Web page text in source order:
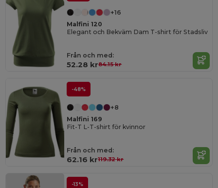
+16
Malfini 120
Elegant och Bekväm Dam T-shirt för Stadsliv
Från och med:
52.28 kr84.15 kr
-48%
+8
Malfini 169
Fit-T L-T-shirt för kvinnor
Från och med:
62.16 kr119.32 kr
-13%